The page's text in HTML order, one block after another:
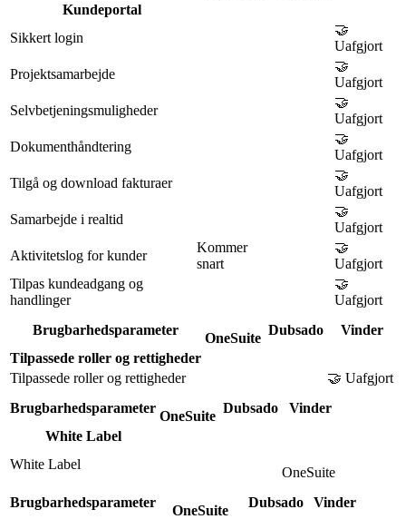
Kundeportal
Sikkert login
🤝
Uafgjort
Projektsamarbejde
🤝
Uafgjort
Selvbetjeningsmuligheder
🤝
Uafgjort
Dokumenthåndtering
🤝
Uafgjort
Tilgå og download fakturaer
🤝
Uafgjort
Samarbejde i realtid
🤝
Uafgjort
Aktivitetslog for kunder
Kommer
snart
🤝
Uafgjort
Tilpas kundeadgang og
handlinger
🤝
Uafgjort
Brugbarhedsparameter
OneSuite
Dubsado
Vinder
Tilpassede roller og rettigheder
Tilpassede roller og rettigheder
🤝 Uafgjort
Brugbarhedsparameter
OneSuite
Dubsado
Vinder
White Label
White Label
OneSuite
Brugbarhedsparameter
OneSuite
Dubsado
Vinder